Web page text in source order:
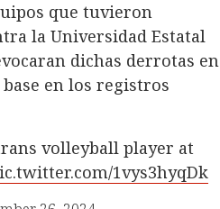
que tuvieron
la Universidad Estatal
dichas derrotas en
en los registros
volleyball player at
1vys3hyqDk